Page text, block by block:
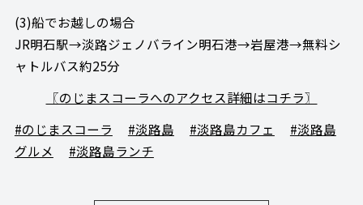
(3)船でお越しの場合
JR明石駅→淡路ジェノバライン明石港→岩屋港→無料シ
ャトルバス約25分
〖のじまスコーラへのアクセス詳細はコチラ〗
#のじまスコーラ
#淡路島 #淡路島カフェ
#淡路島
グルメ
#淡路島ランチ